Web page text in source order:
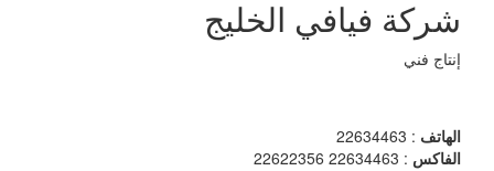
شركة فيافي الخليج
إنتاج فني
الهاتف : 22634463
الفاكس : 22634463 22622356